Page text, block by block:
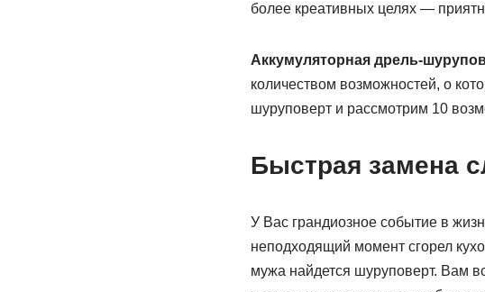
более креативных целях —
Аккумуляторная дрель-
количеством возможностей, о
шуруповерт и рассмотрим 10
Быстрая замена
У Вас грандиозное событие в
неподходящий момент сгорел
мужа найдется шуруповерт. Вам